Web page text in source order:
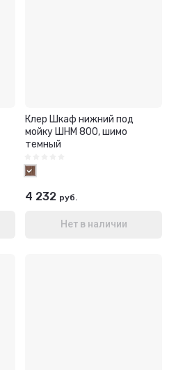
Клер Шкаф нижний под
мойку ШНМ 800, шимо
темный
4 232 руб.
Нет в наличии